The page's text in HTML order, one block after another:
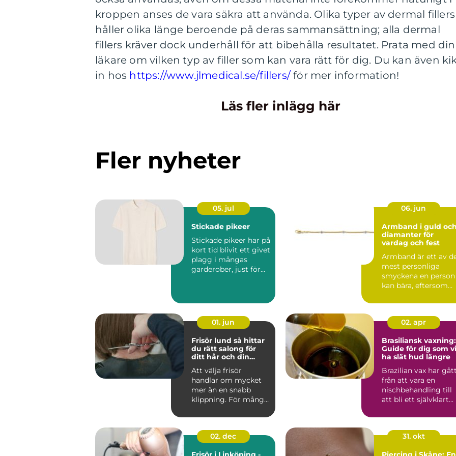
kroppen anses de vara säkra att använda. Olika typer av dermal fillers
håller olika länge beroende på deras sammansättning; alla dermal
fillers kräver dock underhåll för att bibehålla resultatet. Prata med din
läkare om vilken typ av filler som kan vara rätt för dig. Du kan även
in hos https://www.jlmedical.se/fillers/ för mer information!
Läs fler inlägg här
Fler nyheter
05. jul
Stickade pikeer
Stickade pikeer har på
kort tid blivit ett givet
plagg i mångas
garderober, just för
06. jun
Armband i guld
diamanter för
vardag och fest
Armband är ett av
mest personliga
smyckena en person
kan bära, eftersom
röre...
01. jun
Frisör lund så hittar
du rätt salong för
ditt hår och din
Att välja frisör
handlar om mycket
mer än en snabb
klippning. För många
frisörbesöket en p...
02. apr
Brasiliansk vaxning:
Guide för dig som
ha slät hud längre
Brazilian vax har
från att vara en
nischbehandling till
att bli ett självklart...
02. dec
31. okt